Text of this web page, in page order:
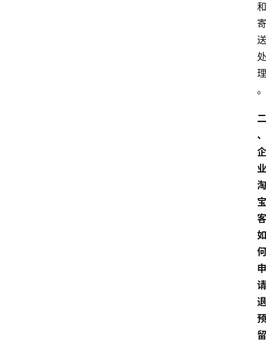
和
寄
送
处
理
。
二
、
企
业
淘
宝
客
如
何
申
请
退
预
留